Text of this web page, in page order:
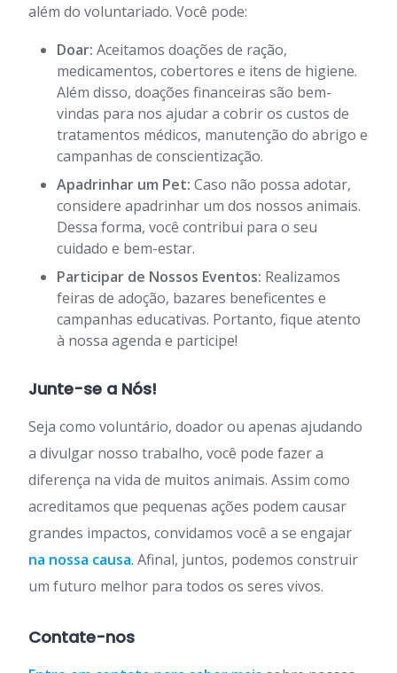
além do voluntariado. Você pode:
Doar: Aceitamos doações de ração,
medicamentos, cobertores e itens de higiene.
Além disso, doações financeiras são bem-
vindas para nos ajudar a cobrir os custos de
tratamentos médicos, manutenção do abrigo e
campanhas de conscientização.
Apadrinhar um Pet: Caso não possa adotar,
considere apadrinhar um dos nossos animais.
Dessa forma, você contribui para o seu
cuidado e bem-estar.
Participar de Nossos Eventos: Realizamos
feiras de adoção, bazares beneficentes e
campanhas educativas. Portanto, fique atento
à nossa agenda e participe!
Junte-se a Nós!
Seja como voluntário, doador ou apenas ajudando
a divulgar nosso trabalho, você pode fazer a
diferença na vida de muitos animais. Assim como
acreditamos que pequenas ações podem causar
grandes impactos, convidamos você a se engajar
na nossa causa. Afinal, juntos, podemos construir
um futuro melhor para todos os seres vivos.
Contate-nos